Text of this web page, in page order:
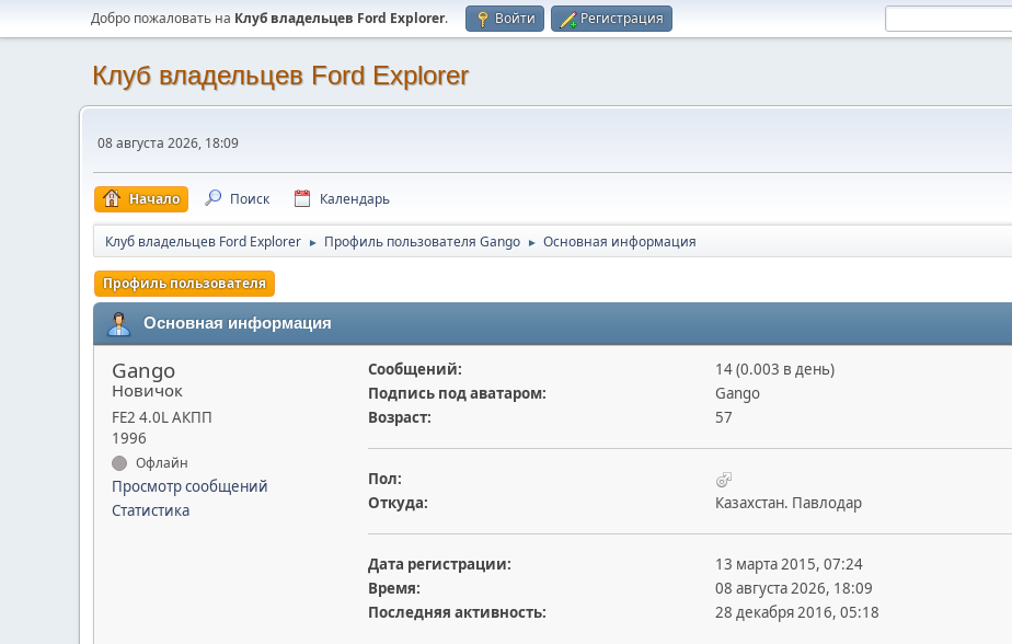
Добро пожаловать на Клуб владельцев Ford Explorer. Войти Регистрация
Клуб владельцев Ford Explorer
08 августа 2026, 18:09
Начало Поиск Календарь
Клуб владельцев Ford Explorer ► Профиль пользователя Gango ► Основная информация
Профиль пользователя
Основная информация
Gango
Новичок
FE2 4.0L АКПП
1996
Офлайн
Просмотр сообщений
Статистика
Сообщений:
14 (0.003 в день)
Подпись под аватаром:
Gango
Возраст:
57
Пол:
Откуда:
Казахстан. Павлодар
Дата регистрации:
13 марта 2015, 07:24
Время:
08 августа 2026, 18:09
Последняя активность:
28 декабря 2016, 05:18